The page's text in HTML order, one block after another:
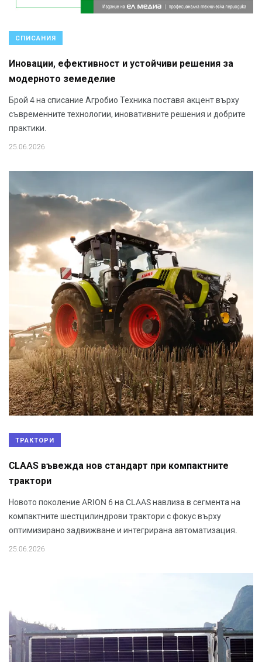
СПИСАНИЯ
Иновации, ефективност и устойчиви решения за
модерното земеделие
Брой 4 на списание Агробио Техника поставя акцент върху
съвременните технологии, иновативните решения и добрите
практики.
25.06.2026
ТРАКТОРИ
CLAAS въвежда нов стандарт при компактните
трактори
Новото поколение ARION 6 на CLAAS навлиза в сегмента на
компактните шестцилиндрови трактори с фокус върху
оптимизирано задвижване и интегрирана автоматизация.
25.06.2026